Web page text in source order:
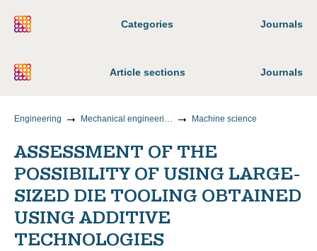
Categories Journals
Article sections Journals
Engineering Mechanical engineering Machine science
ASSESSMENT OF THE
POSSIBILITY OF USING LARGE-
SIZED DIE TOOLING OBTAINED
USING ADDITIVE
TECHNOLOGIES